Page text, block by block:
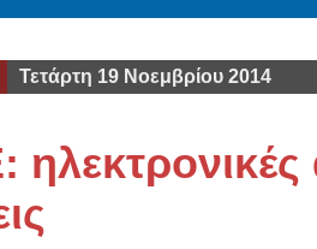
Τετάρτη 19 Νοεμβρίου 2014